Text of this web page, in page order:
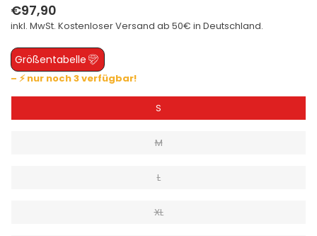
Normaler
Preis
€97,90
inkl. MwSt. KostenloserVersand ab 50€ in Deutschland.
Größentabelle
– ⚡ nur noch 3 verfügbar!
S
M
L
XL